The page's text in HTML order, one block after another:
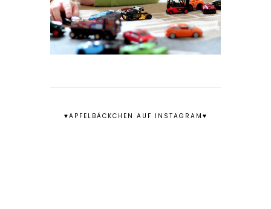
♥APFELBÄCKCHEN AUF INSTAGRAM♥